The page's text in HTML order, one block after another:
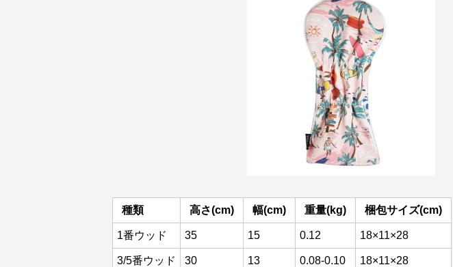
種類 高さ(cm) 幅(cm) 重量(kg) 梱包サイズ(cm)
1番ウッド 35 15 0.12 18×11×28
3/5番ウッド 30 13 0.08-0.10 18×11×28